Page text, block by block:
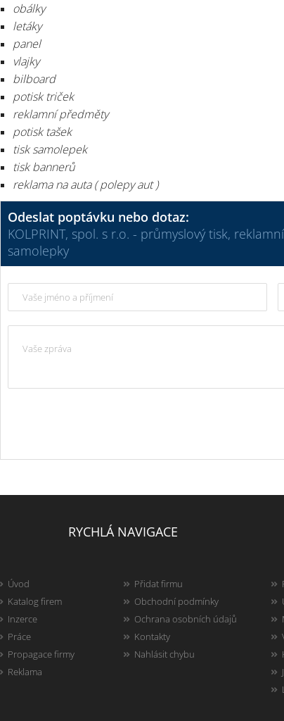
obálky
letáky
panel
vlajky
bilboard
potisk triček
reklamní předměty
potisk tašek
tisk samolepek
tisk bannerů
reklama na auta ( polepy aut )
Odeslat poptávku nebo dotaz:
KOLPRINT, spol. s r.o. - průmyslový tisk,
samolepky
RYCHLÁ NAVIGACE
Úvod
Katalog firem
Inzerce
Práce
Propagace firmy
Reklama
Přidat firmu
Obchodní podmínky
Ochrana osobních údajů
Kontakty
Nahlásit chybu